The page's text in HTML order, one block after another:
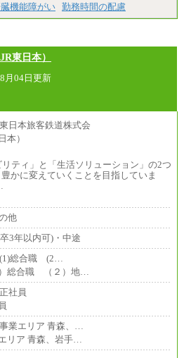
ト職 月給188,000円
ローバルマーケティング＆トラベル
給202,000～227,000円＋地域間調整
ャリアサイトよりご確認ください。
ネストランスフォーム
～225,000円＋地域間調整給
月給185,000円＋地域間調整給
タサービス ※2027年新卒募集終了
～194,000円＋地域手当
イノベーション(株)
～242,600円＋地域手当
ャリアサイトよりご確認ください。
ース＞
ストランスフォーム
給185,000～195,000円
ャリアサイトよりご確認ください。
リッシング ※2027年新卒募集終了
円
円以上
円以上
機能障がい 勤務時間の配慮
東日本）
月04日更新
ティ」と「生活ソリューション」の2つ
かに変えていくことを目指していま
他
3年以内可)・中途
(1)総合職 (2…
）総合職 （２）地…
正社員
事業エリア 青森、…
リア 青森、岩手…